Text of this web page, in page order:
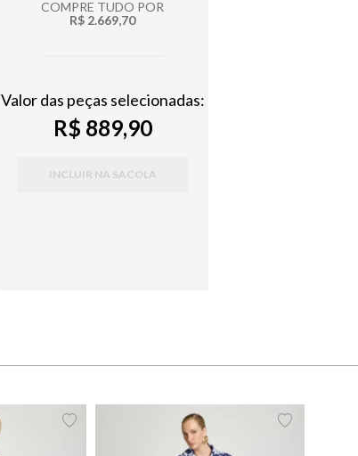
COMPRE TUDO POR
R$ 2.669,70
Valor das peças selecionadas:
R$ 889,90
INCLUIR NA SACOLA